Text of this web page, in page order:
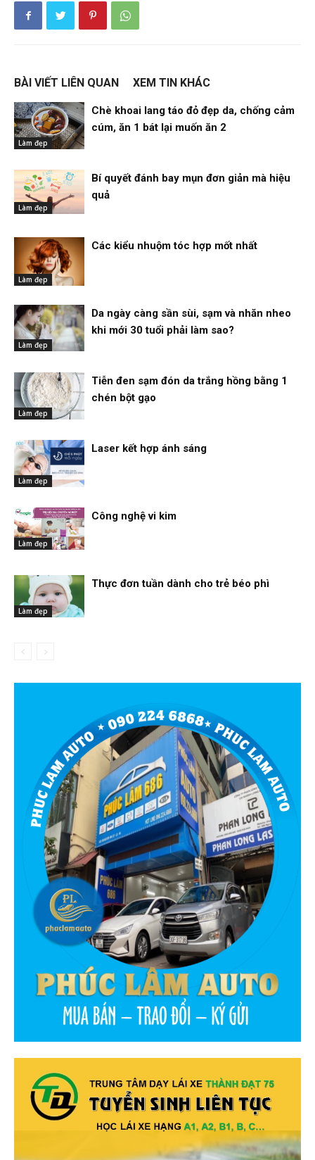
BÀI VIẾT LIÊN QUAN XEM TIN KHÁC
Làm đẹp
Chè khoai lang táo đỏ đẹp da, chống cảm
cúm, ăn 1 bát lại muốn ăn 2
Làm đẹp
Bí quyết đánh bay mụn đơn giản mà hiệu
quả
Làm đẹp
Các kiểu nhuộm tóc hợp mốt nhất
Làm đẹp
Da ngày càng sần sùi, sạm và nhăn nheo
khi mới 30 tuổi phải làm sao?
Làm đẹp
Tiễn đen sạm đón da trắng hồng bằng 1
chén bột gạo
Làm đẹp
Laser kết hợp ánh sáng
Làm đẹp
Công nghệ vi kim
Làm đẹp
Thực đơn tuần dành cho trẻ béo phì